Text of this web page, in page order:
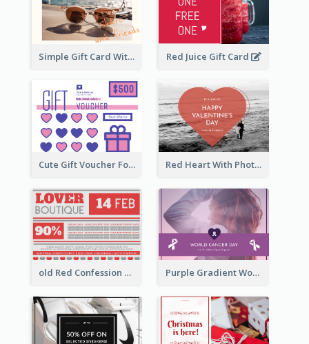
Simple Gift Card With Photo Red Juice Gift Card
Cute Gift Voucher For Your Date Design Ideas Red Heart With Photo Valentines Day Gift Card
old Red Confession Gift Card Design Template Purple Gradient World Cancer Day Gift Card